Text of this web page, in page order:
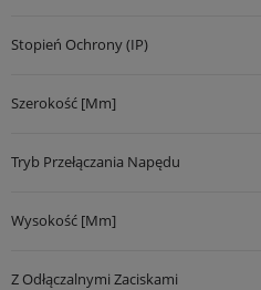
Stopień Ochrony (IP)
Szerokość [mm]
Tryb Przełączania Napędu
Wysokość [mm]
Z Odłączalnymi Zaciskami